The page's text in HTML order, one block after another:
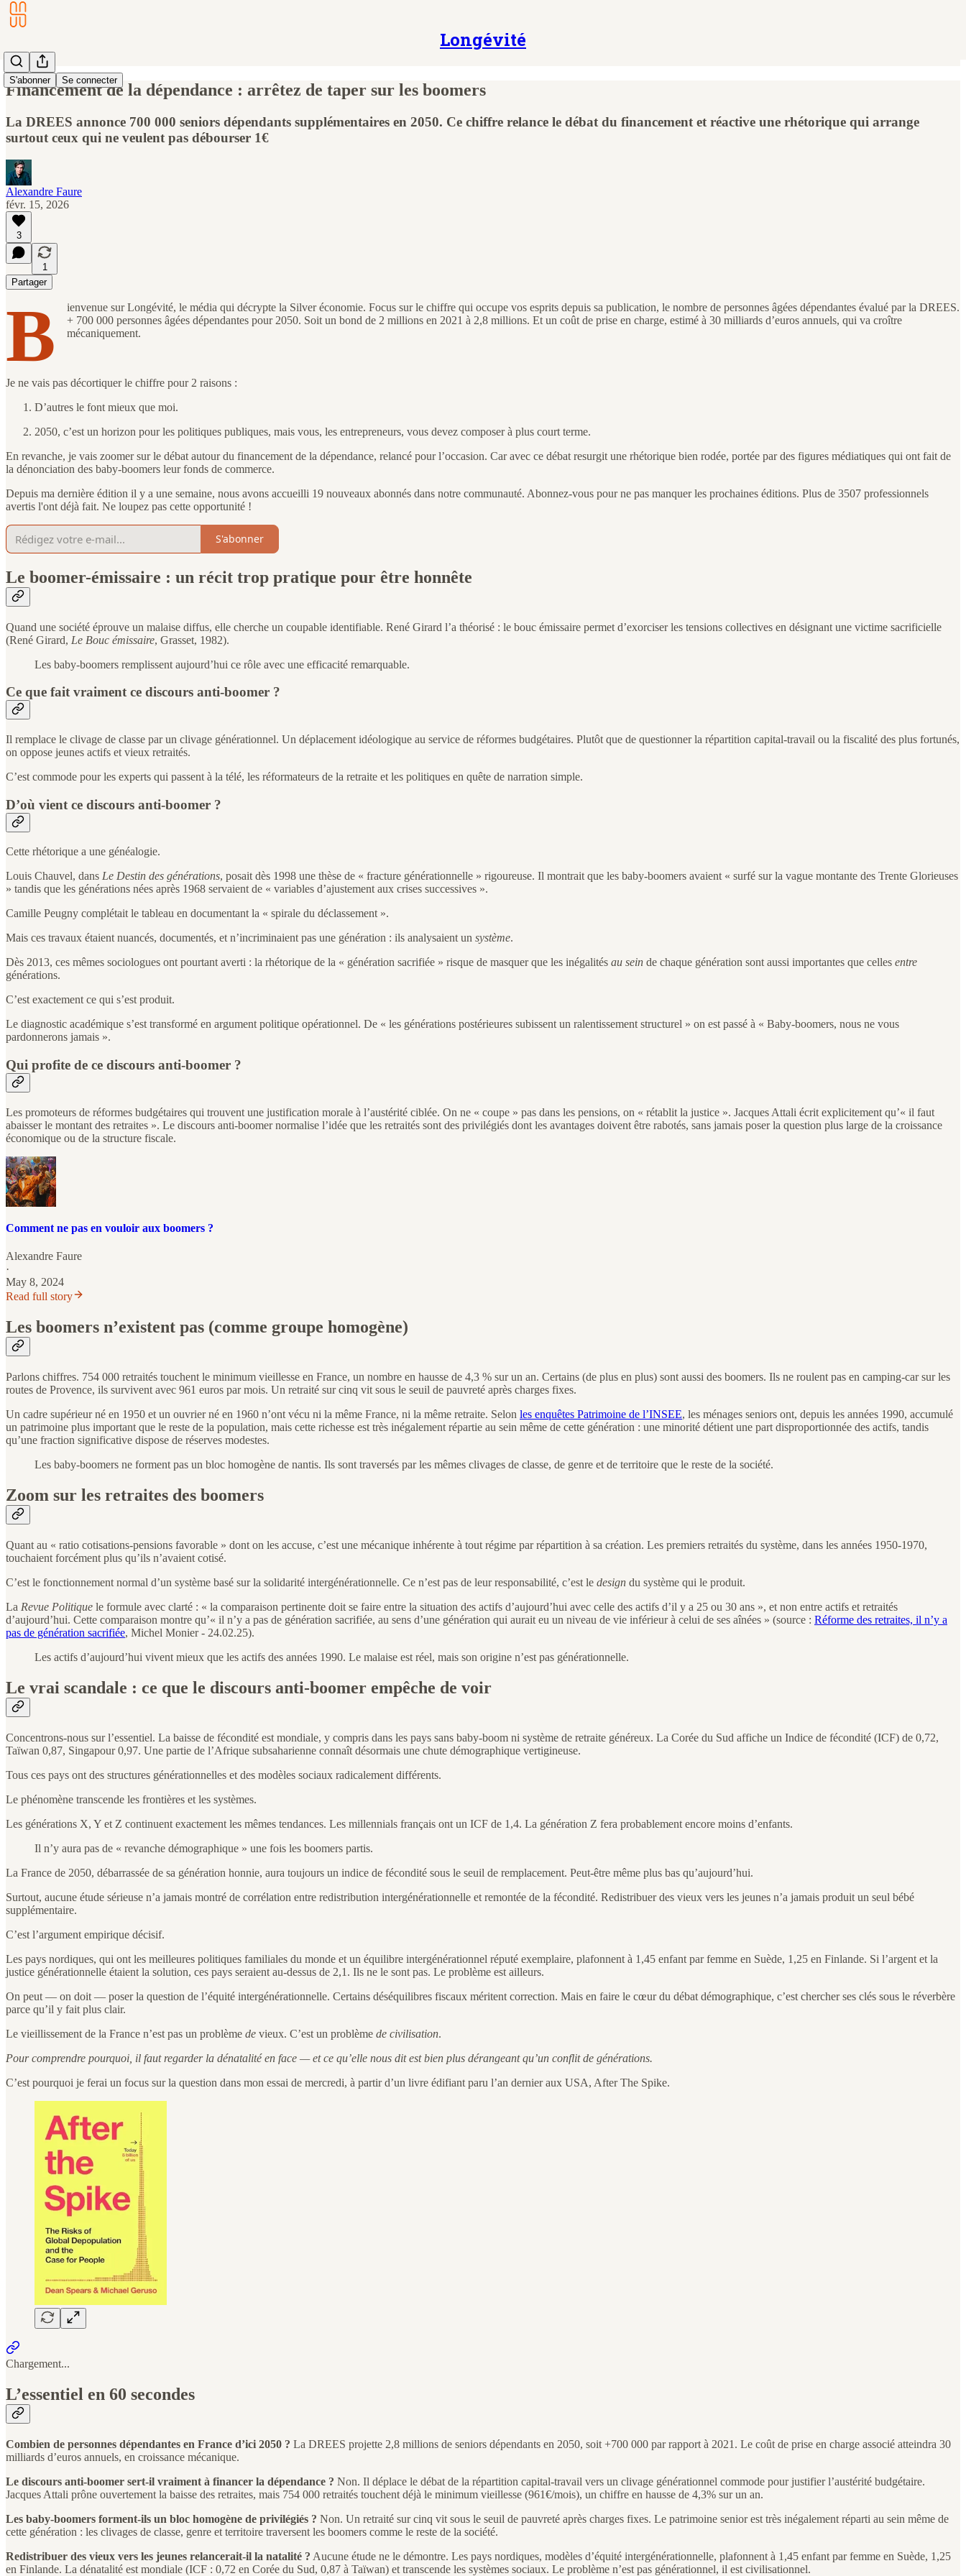
Longévité
S'abonner Se connecter
Financement de la dépendance : arrêtez de taper sur les boomers
La DREES annonce 700 000 seniors dépendants supplémentaires en 2050. Ce chiffre relance le débat du financement et réactive une rhétorique qui arrange
surtout ceux qui ne veulent pas débourser 1€
Alexandre Faure
févr. 15, 2026
3
1
Partager
B
ienvenue sur Longévité, le média qui décrypte la Silver économie. Focus sur le chiffre qui occupe vos esprits depuis sa publication, le nombre de personnes âgées dépendantes évalué par la DREES.
+ 700 000 personnes âgées dépendantes pour 2050. Soit un bond de 2 millions en 2021 à 2,8 millions. Et un coût de prise en charge, estimé à 30 milliards d’euros annuels, qui va croître
mécaniquement.
Je ne vais pas décortiquer le chiffre pour 2 raisons :
D’autres le font mieux que moi.
2050, c’est un horizon pour les politiques publiques, mais vous, les entrepreneurs, vous devez composer à plus court terme.
En revanche, je vais zoomer sur le débat autour du financement de la dépendance, relancé pour l’occasion. Car avec ce débat resurgit une rhétorique bien rodée, portée par des figures médiatiques qui ont fait de
la dénonciation des baby-boomers leur fonds de commerce.
Depuis ma dernière édition il y a une semaine, nous avons accueilli 19 nouveaux abonnés dans notre communauté. Abonnez-vous pour ne pas manquer les prochaines éditions. Plus de 3507 professionnels
avertis l'ont déjà fait. Ne loupez pas cette opportunité !
S'abonner
Le boomer-émissaire : un récit trop pratique pour être honnête
Quand une société éprouve un malaise diffus, elle cherche un coupable identifiable. René Girard l’a théorisé : le bouc émissaire permet d’exorciser les tensions collectives en désignant une victime sacrificielle
(René Girard, Le Bouc émissaire, Grasset, 1982).
Les baby-boomers remplissent aujourd’hui ce rôle avec une efficacité remarquable.
Ce que fait vraiment ce discours anti-boomer ?
Il remplace le clivage de classe par un clivage générationnel. Un déplacement idéologique au service de réformes budgétaires. Plutôt que de questionner la répartition capital-travail ou la fiscalité des plus fortunés,
on oppose jeunes actifs et vieux retraités.
C’est commode pour les experts qui passent à la télé, les réformateurs de la retraite et les politiques en quête de narration simple.
D’où vient ce discours anti-boomer ?
Cette rhétorique a une généalogie.
Louis Chauvel, dans Le Destin des générations, posait dès 1998 une thèse de « fracture générationnelle » rigoureuse. Il montrait que les baby-boomers avaient « surfé sur la vague montante des Trente Glorieuses
» tandis que les générations nées après 1968 servaient de « variables d’ajustement aux crises successives ».
Camille Peugny complétait le tableau en documentant la « spirale du déclassement ».
Mais ces travaux étaient nuancés, documentés, et n’incriminaient pas une génération : ils analysaient un système.
Dès 2013, ces mêmes sociologues ont pourtant averti : la rhétorique de la « génération sacrifiée » risque de masquer que les inégalités au sein de chaque génération sont aussi importantes que celles entre
générations.
C’est exactement ce qui s’est produit.
Le diagnostic académique s’est transformé en argument politique opérationnel. De « les générations postérieures subissent un ralentissement structurel » on est passé à « Baby-boomers, nous ne vous
pardonnerons jamais ».
Qui profite de ce discours anti-boomer ?
Les promoteurs de réformes budgétaires qui trouvent une justification morale à l’austérité ciblée. On ne « coupe » pas dans les pensions, on « rétablit la justice ». Jacques Attali écrit explicitement qu’« il faut
abaisser le montant des retraites ». Le discours anti-boomer normalise l’idée que les retraités sont des privilégiés dont les avantages doivent être rabotés, sans jamais poser la question plus large de la croissance
économique ou de la structure fiscale.
Comment ne pas en vouloir aux boomers ?
Alexandre Faure
·
May 8, 2024
Read full story
Les boomers n’existent pas (comme groupe homogène)
Parlons chiffres. 754 000 retraités touchent le minimum vieillesse en France, un nombre en hausse de 4,3 % sur un an. Certains (de plus en plus) sont aussi des boomers. Ils ne roulent pas en camping-car sur les
routes de Provence, ils survivent avec 961 euros par mois. Un retraité sur cinq vit sous le seuil de pauvreté après charges fixes.
Un cadre supérieur né en 1950 et un ouvrier né en 1960 n’ont vécu ni la même France, ni la même retraite. Selon les enquêtes Patrimoine de l’INSEE, les ménages seniors ont, depuis les années 1990, accumulé
un patrimoine plus important que le reste de la population, mais cette richesse est très inégalement répartie au sein même de cette génération : une minorité détient une part disproportionnée des actifs, tandis
qu’une fraction significative dispose de réserves modestes.
Les baby-boomers ne forment pas un bloc homogène de nantis. Ils sont traversés par les mêmes clivages de classe, de genre et de territoire que le reste de la société.
Zoom sur les retraites des boomers
Quant au « ratio cotisations-pensions favorable » dont on les accuse, c’est une mécanique inhérente à tout régime par répartition à sa création. Les premiers retraités du système, dans les années 1950-1970,
touchaient forcément plus qu’ils n’avaient cotisé.
C’est le fonctionnement normal d’un système basé sur la solidarité intergénérationnelle. Ce n’est pas de leur responsabilité, c’est le design du système qui le produit.
La Revue Politique le formule avec clarté : « la comparaison pertinente doit se faire entre la situation des actifs d’aujourd’hui avec celle des actifs d’il y a 25 ou 30 ans », et non entre actifs et retraités
d’aujourd’hui. Cette comparaison montre qu’« il n’y a pas de génération sacrifiée, au sens d’une génération qui aurait eu un niveau de vie inférieur à celui de ses aînées » (source : Réforme des retraites, il n’y a
pas de génération sacrifiée, Michel Monier - 24.02.25).
Les actifs d’aujourd’hui vivent mieux que les actifs des années 1990. Le malaise est réel, mais son origine n’est pas générationnelle.
Le vrai scandale : ce que le discours anti-boomer empêche de voir
Concentrons-nous sur l’essentiel. La baisse de fécondité est mondiale, y compris dans les pays sans baby-boom ni système de retraite généreux. La Corée du Sud affiche un Indice de fécondité (ICF) de 0,72,
Taïwan 0,87, Singapour 0,97. Une partie de l’Afrique subsaharienne connaît désormais une chute démographique vertigineuse.
Tous ces pays ont des structures générationnelles et des modèles sociaux radicalement différents.
Le phénomène transcende les frontières et les systèmes.
Les générations X, Y et Z continuent exactement les mêmes tendances. Les millennials français ont un ICF de 1,4. La génération Z fera probablement encore moins d’enfants.
Il n’y aura pas de « revanche démographique » une fois les boomers partis.
La France de 2050, débarrassée de sa génération honnie, aura toujours un indice de fécondité sous le seuil de remplacement. Peut-être même plus bas qu’aujourd’hui.
Surtout, aucune étude sérieuse n’a jamais montré de corrélation entre redistribution intergénérationnelle et remontée de la fécondité. Redistribuer des vieux vers les jeunes n’a jamais produit un seul bébé
supplémentaire.
C’est l’argument empirique décisif.
Les pays nordiques, qui ont les meilleures politiques familiales du monde et un équilibre intergénérationnel réputé exemplaire, plafonnent à 1,45 enfant par femme en Suède, 1,25 en Finlande. Si l’argent et la
justice générationnelle étaient la solution, ces pays seraient au-dessus de 2,1. Ils ne le sont pas. Le problème est ailleurs.
On peut — on doit — poser la question de l’équité intergénérationnelle. Certains déséquilibres fiscaux méritent correction. Mais en faire le cœur du débat démographique, c’est chercher ses clés sous le réverbère
parce qu’il y fait plus clair.
Le vieillissement de la France n’est pas un problème de vieux. C’est un problème de civilisation.
Pour comprendre pourquoi, il faut regarder la dénatalité en face — et ce qu’elle nous dit est bien plus dérangeant qu’un conflit de générations.
C’est pourquoi je ferai un focus sur la question dans mon essai de mercredi, à partir d’un livre édifiant paru l’an dernier aux USA, After The Spike.
Chargement...
L’essentiel en 60 secondes
Combien de personnes dépendantes en France d’ici 2050 ? La DREES projette 2,8 millions de seniors dépendants en 2050, soit +700 000 par rapport à 2021. Le coût de prise en charge associé atteindra 30
milliards d’euros annuels, en croissance mécanique.
Le discours anti-boomer sert-il vraiment à financer la dépendance ? Non. Il déplace le débat de la répartition capital-travail vers un clivage générationnel commode pour justifier l’austérité budgétaire.
Jacques Attali prône ouvertement la baisse des retraites, mais 754 000 retraités touchent déjà le minimum vieillesse (961€/mois), un chiffre en hausse de 4,3% sur un an.
Les baby-boomers forment-ils un bloc homogène de privilégiés ? Non. Un retraité sur cinq vit sous le seuil de pauvreté après charges fixes. Le patrimoine senior est très inégalement réparti au sein même de
cette génération : les clivages de classe, genre et territoire traversent les boomers comme le reste de la société.
Redistribuer des vieux vers les jeunes relancerait-il la natalité ? Aucune étude ne le démontre. Les pays nordiques, modèles d’équité intergénérationnelle, plafonnent à 1,45 enfant par femme en Suède, 1,25
en Finlande. La dénatalité est mondiale (ICF : 0,72 en Corée du Sud, 0,87 à Taïwan) et transcende les systèmes sociaux. Le problème n’est pas générationnel, il est civilisationnel.